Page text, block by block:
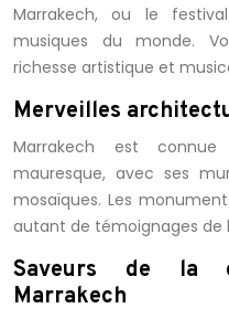
Marrakech, ou le
musiques du monde.
richesse artistique et
Merveilles
Marrakech est
mauresque, avec ses
mosaïques. Les
autant de témoignages de
Saveurs de la
Marrakech